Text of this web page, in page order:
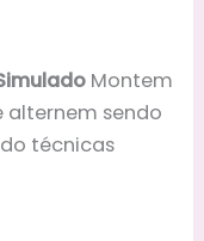
Montem
alternem sendo
técnicas